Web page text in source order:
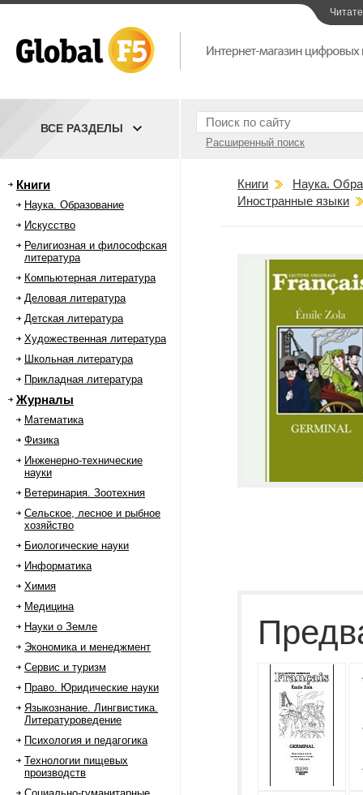
Расширенный поиск
ВСЕ РАЗДЕЛЫ
Книги
Наука. Образование
Искусство
Религиозная и философская
литература
Компьютерная литература
Деловая литература
Детская литература
Художественная литература
Школьная литература
Прикладная литература
Журналы
Математика
Физика
Инженерно-технические
науки
Ветеринария. Зоотехния
Сельское, лесное и рыбное
хозяйство
Биологические науки
Информатика
Химия
Медицина
Науки о Земле
Экономика и менеджмент
Сервис и туризм
Право. Юридические науки
Языкознание. Лингвистика.
Литературоведение
Психология и педагогика
Технологии пищевых
производств
Книги
Наука.
Иностранные языки